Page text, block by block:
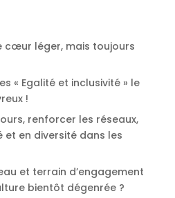
cœur léger, mais toujours
« Egalité et inclusivité » le
!
renforcer les réseaux,
et en diversité dans les
et terrain d’engagement
bientôt dégenrée ?